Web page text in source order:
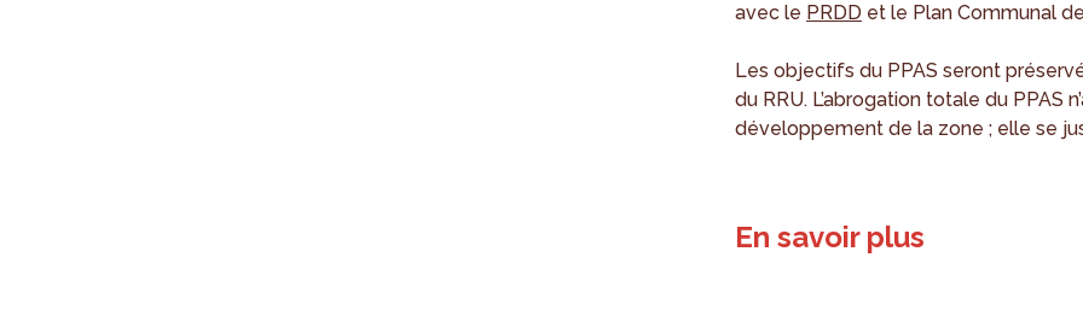
avec le PRDD et le Plan Communal
Les objectifs du PPAS seront
du RRU. L’abrogation totale du PPAS
développement de la zone ; elle se
En savoir plus